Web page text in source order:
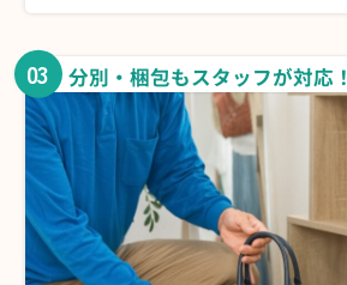
03 分別・梱包もスタッフが対応！